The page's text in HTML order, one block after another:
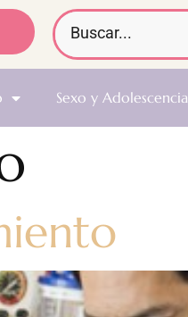
Sexo y Adolescencia